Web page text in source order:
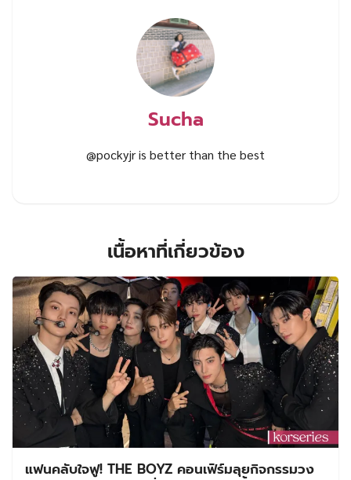
Sucha
@pockyjr is better than the best
เนื้อหาที่เกี่ยวข้อง
แฟนคลับใจฟู! THE BOYZ คอนเฟิร์มลุยกิจกรรมวง